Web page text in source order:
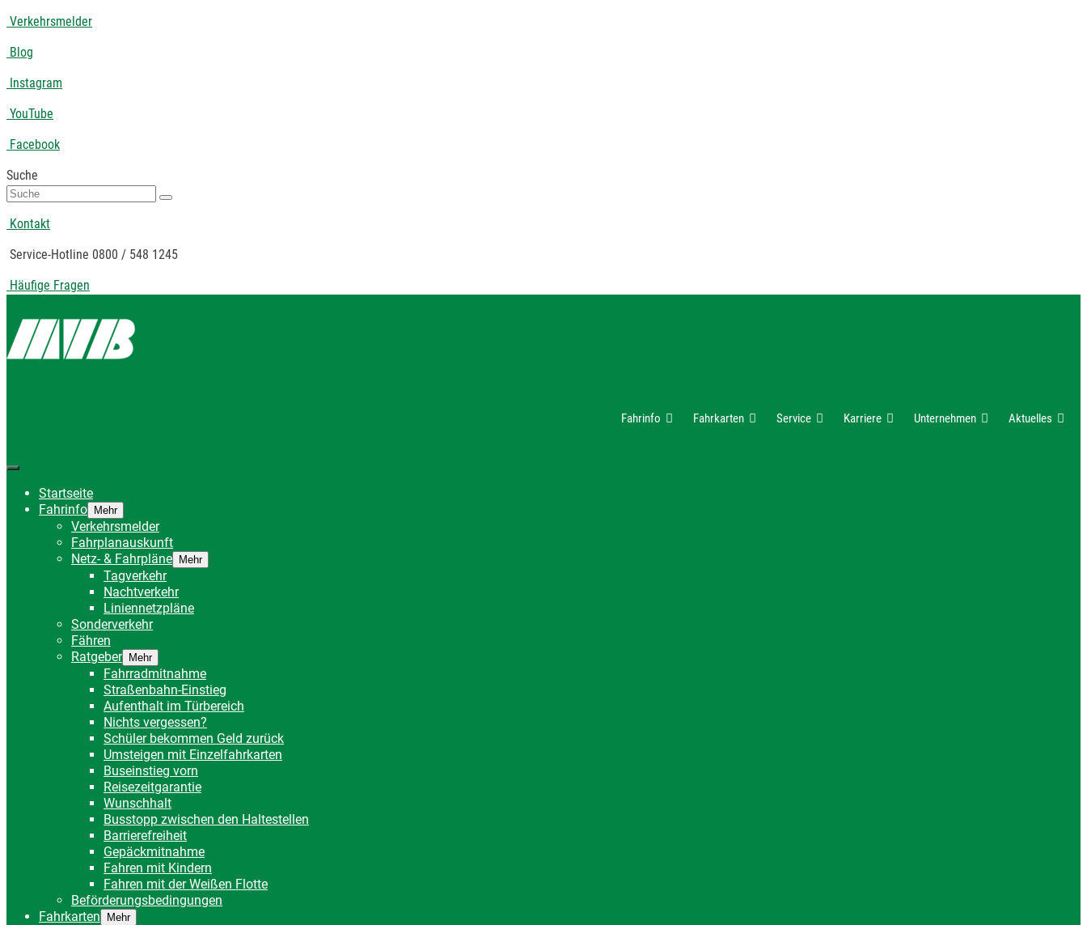
Verkehrsmelder
Blog
Instagram
YouTube
Facebook
Suche
Suche
Kontakt
Service-Hotline 0800 / 548 1245
Häufige Fragen
Fahrinfo Fahrkarten Service Karriere Unternehmen Aktuelles
Startseite
Fahrinfo
Mehr
Verkehrsmelder
Fahrplanauskunft
Netz- & Fahrpläne
Mehr
Tagverkehr
Nachtverkehr
Liniennetzpläne
Sonderverkehr
Fähren
Ratgeber
Mehr
Fahrradmitnahme
Straßenbahn-Einstieg
Aufenthalt im Türbereich
Nichts vergessen?
Schüler bekommen Geld zurück
Umsteigen mit Einzelfahrkarten
Buseinstieg vorn
Reisezeitgarantie
Wunschhalt
Busstopp zwischen den Haltestellen
Barrierefreiheit
Gepäckmitnahme
Fahren mit Kindern
Fahren mit der Weißen Flotte
Beförderungsbedingungen
Fahrkarten
Mehr